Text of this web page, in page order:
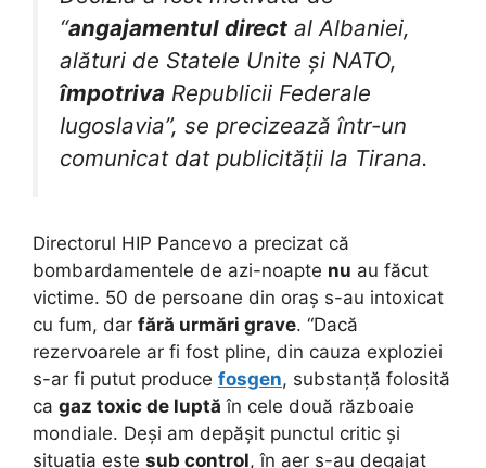
“angajamentul direct al Albaniei,
alături de Statele Unite și NATO,
împotriva Republicii Federale
Iugoslavia”, se precizează într-un
comunicat dat publicității la Tirana.
Directorul HIP Pancevo a precizat că
bombardamentele de azi-noapte nu au făcut
victime. 50 de persoane din oraș s-au intoxicat
cu fum, dar fără urmări grave. “Dacă
rezervoarele ar fi fost pline, din cauza exploziei
s-ar fi putut produce fosgen, substanță folosită
ca gaz toxic de luptă în cele două războaie
mondiale. Deși am depășit punctul critic și
situația este sub control, în aer s-au degajat